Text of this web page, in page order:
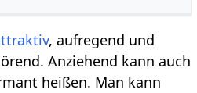
, aufregend und
Anziehend kann auch
heißen. Man kann